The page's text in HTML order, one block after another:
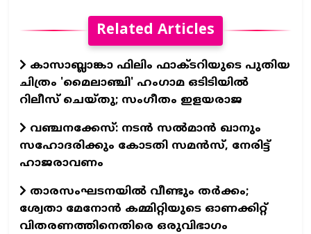
Related Articles
കാസാബ്ലാങ്കാ ഫിലിം ഫാക്ടറിയുടെ പുതിയ
ചിത്രം 'മൈലാഞ്ചി' ഹംഗാമ ഒടിടിയില്‍
റിലീസ് ചെയ്തു; സംഗീതം ഇളയരാജ
വഞ്ചനക്കേസ്: നടന്‍ സല്‍മാന്‍ ഖാനും
സഹോദരിക്കും കോടതി സമന്‍സ്, നേരിട്ട്
ഹാജരാവണം
താരസംഘടനയില്‍ വീണ്ടും തര്‍ക്കം;
ശ്വേതാ മേനോന്‍ കമ്മിറ്റിയുടെ ഓണക്കിറ്റ്
വിതരണത്തിനെതിരെ ഒരുവിഭാഗം